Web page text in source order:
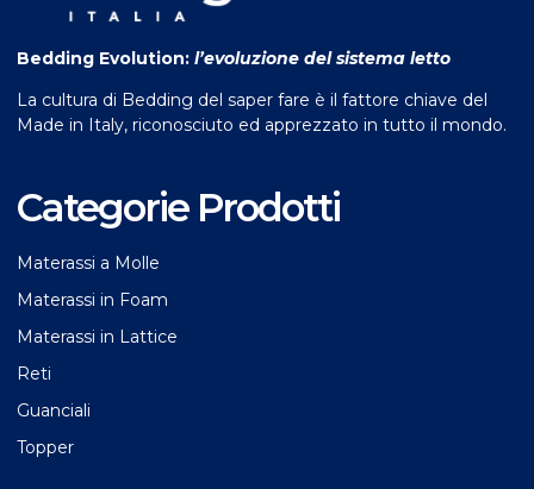
Bedding Evolution: l’evoluzione del sistema letto
La cultura di Bedding del saper fare è il fattore chiave del
Made in Italy, riconosciuto ed apprezzato in tutto il mondo.
Categorie Prodotti
Materassi a Molle
Materassi in Foam
Materassi in Lattice
Reti
Guanciali
Topper